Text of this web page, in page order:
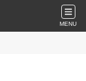
MENU